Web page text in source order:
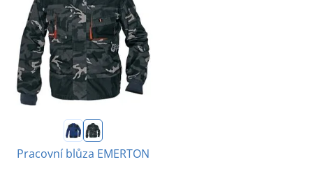
Pracovní blůza EMERTON